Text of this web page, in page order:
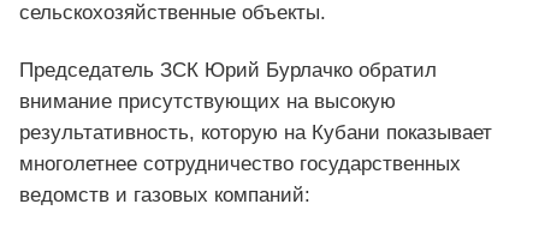
сельскохозяйственные объекты.
Председатель ЗСК Юрий Бурлачко обратил
внимание присутствующих на высокую
результативность, которую на Кубани показывает
многолетнее сотрудничество государственных
ведомств и газовых компаний: